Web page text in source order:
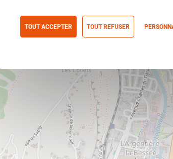
TOUT ACCEPTER TOUT REFUSER